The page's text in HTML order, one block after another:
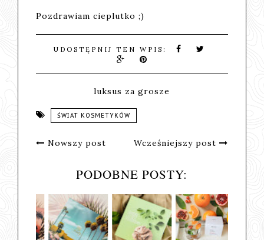
Pozdrawiam cieplutko ;)
UDOSTĘPNIJ TEN WPIS:
luksus za grosze
ŚWIAT KOSMETYKÓW
Nowszy post Wcześniejszy post
PODOBNE POSTY: